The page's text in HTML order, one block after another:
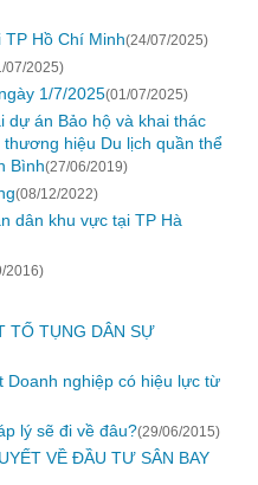
Hồ Chí Minh(24/07/2025)
07/2025)
1/7/2025(01/07/2025)
dự án Bảo hộ và khai thác
hiệu Du lịch quần thể
Bình(27/06/2019)
(08/12/2022)
dân khu vực tại TP Hà
2016)
TỐ TỤNG DÂN SỰ
nghiệp có hiệu lực từ
lý sẽ đi về đâu?(29/06/2015)
VỀ ĐẦU TƯ SÂN BAY